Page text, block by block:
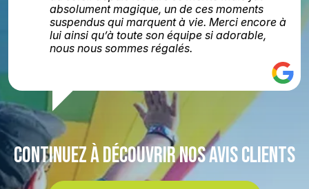
absolument magique, un de ces moments
suspendus qui marquent à vie. Merci encore à
lui ainsi qu’à toute son équipe si adorable,
nous nous sommes régalés.
CONTINUEZ À DÉCOUVRIR NOS AVIS CLIENTS